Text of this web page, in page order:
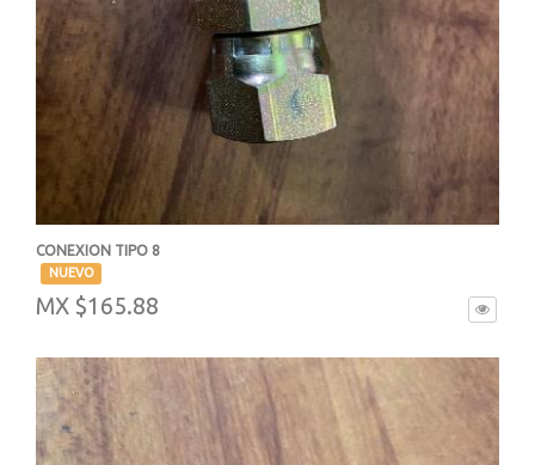
CONEXION TIPO 8
NUEVO
MX $165.88